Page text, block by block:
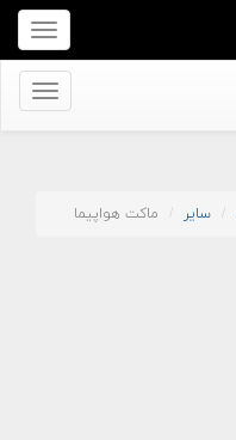
برای
نمایش
منو
برای
سایر ماکت هواپیما